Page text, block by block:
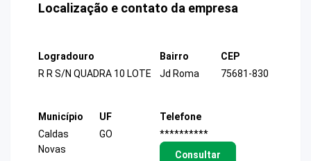
Localização e contato da empresa
Logradouro
R R S/N QUADRA 10 LOTE
Bairro
Jd Roma
CEP
75681-830
Município
Caldas
Novas
UF
GO
Telefone
**********
Consultar